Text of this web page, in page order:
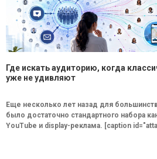
Где искать аудиторию, когда
уже не удивляют
Еще несколько лет назад для
было достаточно стандартного набора
YouTube и display-реклама. [caption